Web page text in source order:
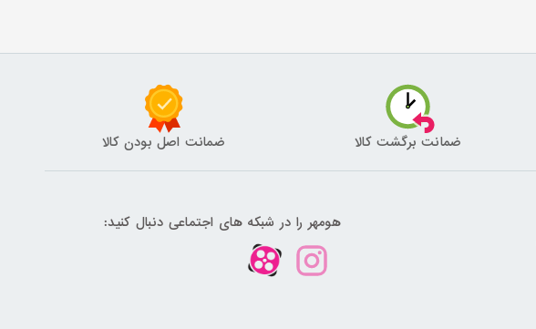
ضمانت برگشت کالا ضمانت اصل بودن کالا
هومهر را در شبکه های اجتماعی دنبال کنید: